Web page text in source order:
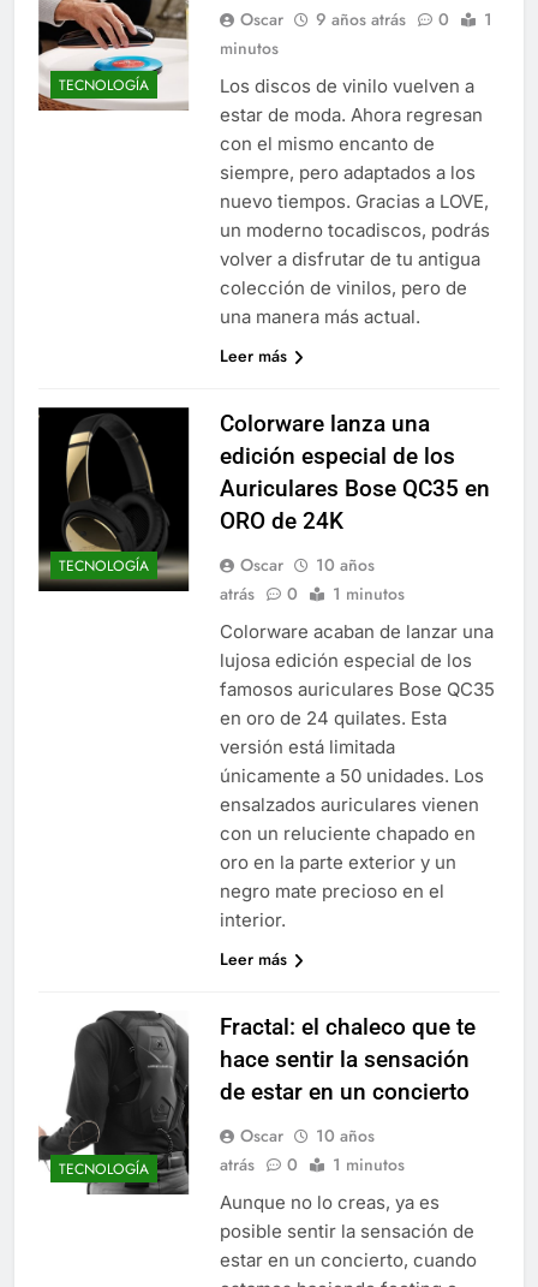
TECNOLOGÍA
Oscar 9 años atrás 0
1
minutos
Los discos de vinilo vuelven a
estar de moda. Ahora regresan
con el mismo encanto de
siempre, pero adaptados a los
nuevo tiempos. Gracias a LOVE,
un moderno tocadiscos, podrás
volver a disfrutar de tu antigua
colección de vinilos, pero de
una manera más actual.
Leer más
TECNOLOGÍA
Colorware lanza una
edición especial de los
Auriculares Bose QC35 en
ORO de 24K
Oscar
10 años
atrás
0 1 minutos
Colorware acaban de lanzar una
lujosa edición especial de los
famosos auriculares Bose QC35
en oro de 24 quilates. Esta
versión está limitada
únicamente a 50 unidades. Los
ensalzados auriculares vienen
con un reluciente chapado en
oro en la parte exterior y un
negro mate precioso en el
interior.
Leer más
TECNOLOGÍA
Fractal: el chaleco que te
hace sentir la sensación
de estar en un concierto
Oscar
10 años
atrás
0 1 minutos
Aunque no lo creas, ya es
posible sentir la sensación de
estar en un concierto, cuando